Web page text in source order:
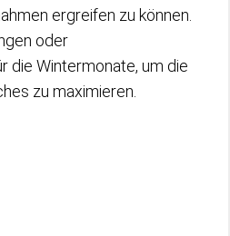
ergreifen zu können.
oder
die Wintermonate, um die
zu maximieren.